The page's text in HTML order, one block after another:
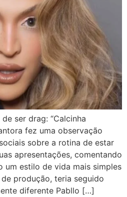
ser drag: “Calcinha
fez uma observação
sobre a rotina de estar
apresentações, comentando
um estilo de vida mais simples
produção, teria seguido
diferente Pabllo […]